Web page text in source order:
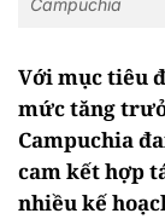
Campuchia
Với mục tiêu
mức tăng
Campuchia
cam kết hợp
nhiều kế